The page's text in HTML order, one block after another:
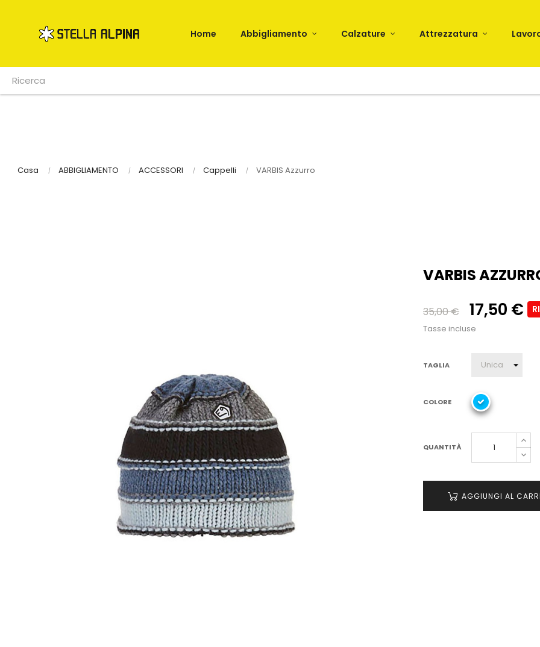
Home Abbigliamento Calzature Attrezzatura
Casa ABBIGLIAMENTO ACCESSORI Cappelli VARBIS Azzurro
VARBIS
35,00 € 17,50 €
Tasse incluse
TAGLIA
COLORE
QUANTITÀ
AGGIUNGI AL